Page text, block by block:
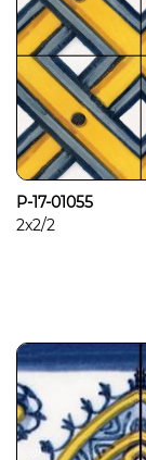
P-17-01055
2x2/2